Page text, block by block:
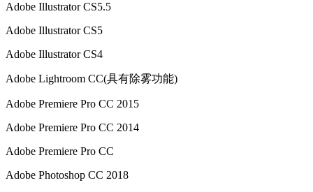
Adob​​e Illustrator CS5.5
Adob​​e Illustrator CS5
Adob​​e Illustrator CS4
Adob​​e Lightroom CC(具有除雾功能)
Adob​​e Premiere Pro CC 2015
Adob​​e Premiere Pro CC 2014
Adob​​e Premiere Pro CC
Adob​​e Photoshop CC 2018